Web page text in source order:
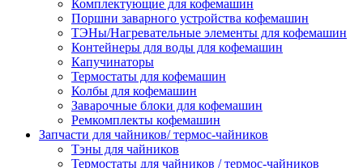
Комплектующие для кофемашин
Поршни заварного устройства кофемашин
ТЭНы/Нагревательные элементы для кофемашин
Контейнеры для воды для кофемашин
Капучинаторы
Термостаты для кофемашин
Колбы для кофемашин
Заварочные блоки для кофемашин
Ремкомплекты кофемашин
Запчасти для чайников/ термос-чайников
Тэны для чайников
Термостаты для чайников / термос-чайников